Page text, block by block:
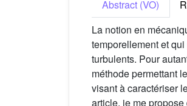
Abstract (VO)
La notion en
temporellement et
turbulents. Pour
méthode permettant
visant à caractériser
article, je me